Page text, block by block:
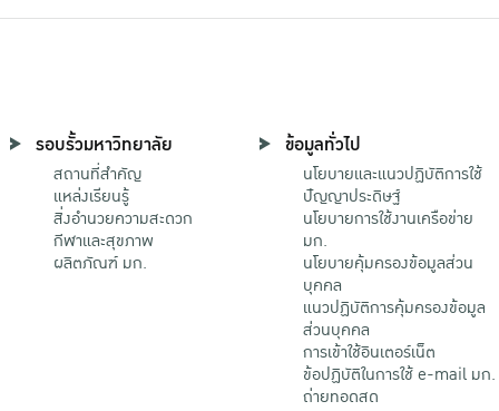
รอบรั้วมหาวิทยาลัย
สถานที่สำคัญ
แหล่งเรียนรู้
สิ่งอำนวยความสะดวก
กีฬาและสุขภาพ
ผลิตภัณฑ์ มก.
ข้อมูลทั่วไป
นโยบายและแนวปฏิบัติการใช้
ปัญญาประดิษฐ์
นโยบายการใช้งานเครือข่าย
มก.
นโยบายคุ้มครองข้อมูลส่วน
บุคคล
แนวปฏิบัติการคุ้มครองข้อมูล
ส่วนบุคคล
การเข้าใช้อินเตอร์เน็ต
ข้อปฏิบัติในการใช้ e-mail มก.
ถ่ายทอดสด